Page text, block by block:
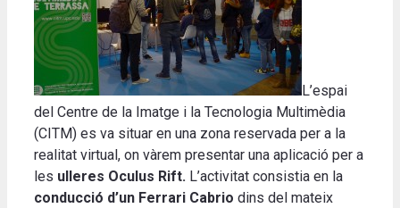
L’espai
del Centre de la Imatge i la Tecnologia Multimèdia
(CITM) es va situar en una zona reservada per a la
realitat virtual, on vàrem presentar una aplicació per a
les ulleres Oculus Rift. L’activitat consistia en la
conducció d’un Ferrari Cabrio dins del mateix